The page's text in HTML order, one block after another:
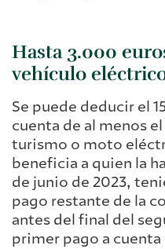
Hasta 3.000
vehículo
Se puede deducir el
cuenta de al menos
turismo o moto
beneficia a quien la
de junio de 2023,
pago restante de la
antes del final del
primer pago a